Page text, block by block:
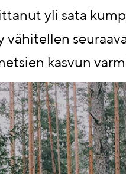
yli sata
kasvun